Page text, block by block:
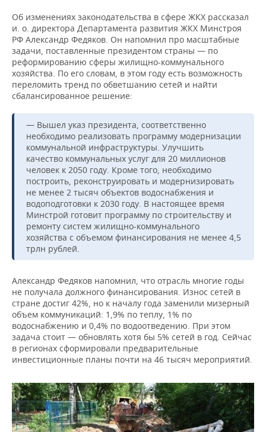
Об изменениях законодательства в сфере ЖКХ рассказал
и. о. директора Департамента развития ЖКХ Минстроя
РФ Александр Федяков. Он напомнил про масштабные
задачи, поставленные президентом страны — по
реформированию сферы жилищно-коммунального
хозяйства. По его словам, в этом году есть возможность
переломить тренд по обветшанию сетей и найти
сбалансированное решение:
— Вышел указ президента, соответственно
необходимо реализовать программу модернизации
коммунальной инфраструктуры. Улучшить
качество коммунальных услуг для 20 миллионов
человек к 2050 году. Кроме того, необходимо
построить, реконструировать и модернизировать
не менее 2 тысяч объектов водоснабжения и
водоподготовки к 2030 году. В настоящее время
Минстрой готовит программу по строительству и
ремонту систем жилищно-коммунального
хозяйства с объемом финансирования не менее 4,5
трлн рублей.
Александр Федяков напомнил, что отрасль многие годы
не получала должного финансирования. Износ сетей в
стране достиг 42%, но к началу года заменили мизерный
объем коммуникаций: 1,9% по теплу, 1% по
водоснабжению и 0,4% по водоотведению. При этом
задача стоит — обновлять хотя бы 5% сетей в год. Сейчас
в регионах сформировали предварительные
инвестиционные планы почти на 46 тысяч мероприятий.